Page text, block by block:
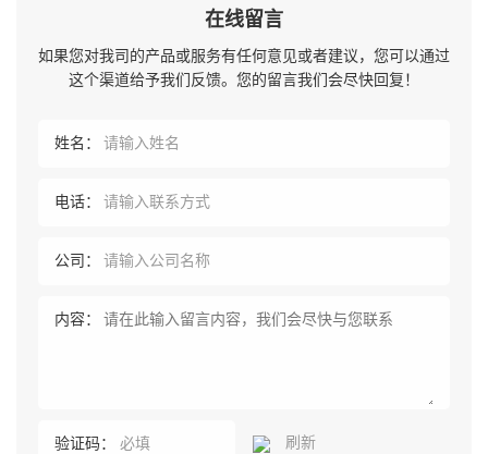
在线留言
如果您对我司的产品或服务有任何意见或者建议，您可以通过
这个渠道给予我们反馈。您的留言我们会尽快回复！
姓名：
电话：
公司：
内容：
验证码： 刷新